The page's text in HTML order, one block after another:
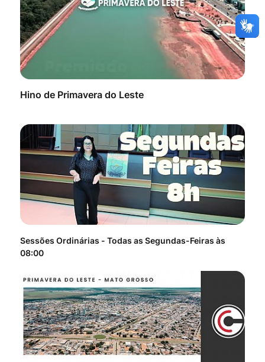
Hino de Primavera do Leste
Sessões Ordinárias - Todas as Segundas-Feiras às
08:00